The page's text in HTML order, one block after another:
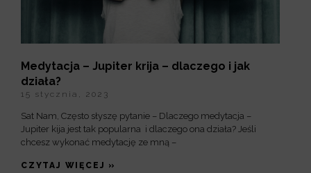
Medytacja – Jupiter krija – dlaczego i jak
działa?
15 stycznia, 2023
Sat Nam, Często słyszę pytanie – Dlaczego medytacja –
Jupiter kija jest tak popularna i dlaczego ona działa? Jeśli
chcesz wykonać medytację ze mną –
CZYTAJ WIĘCEJ »